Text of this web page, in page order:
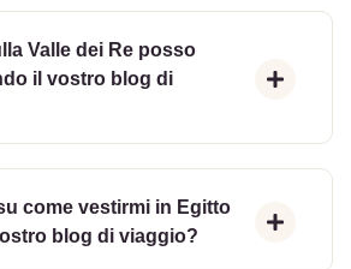
Valle dei Re posso
il vostro blog di
come vestirmi in Egitto
blog di viaggio?